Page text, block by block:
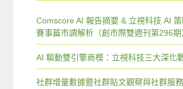
Comscore AI 報告摘要 & 立視科技 AI
賽事篇市調解析（創市際雙週刊第296期
AI 驅動雙引擎商模：立視科技三大深化
社群增量數據暨社群貼文觀察與社群服